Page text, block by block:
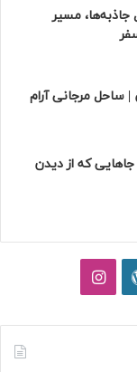
جاذبه‌ها، مسیر
مرجانی آرام
که از دیدن
وردپرساینستاگرام